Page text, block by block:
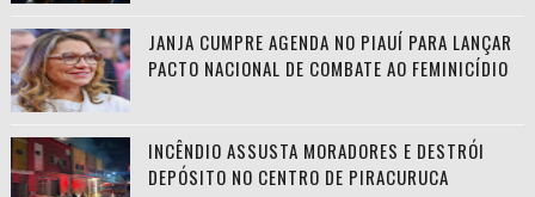
JANJA CUMPRE AGENDA NO PIAUÍ PARA LANÇAR
PACTO NACIONAL DE COMBATE AO FEMINICÍDIO
INCÊNDIO ASSUSTA MORADORES E DESTRÓI
DEPÓSITO NO CENTRO DE PIRACURUCA